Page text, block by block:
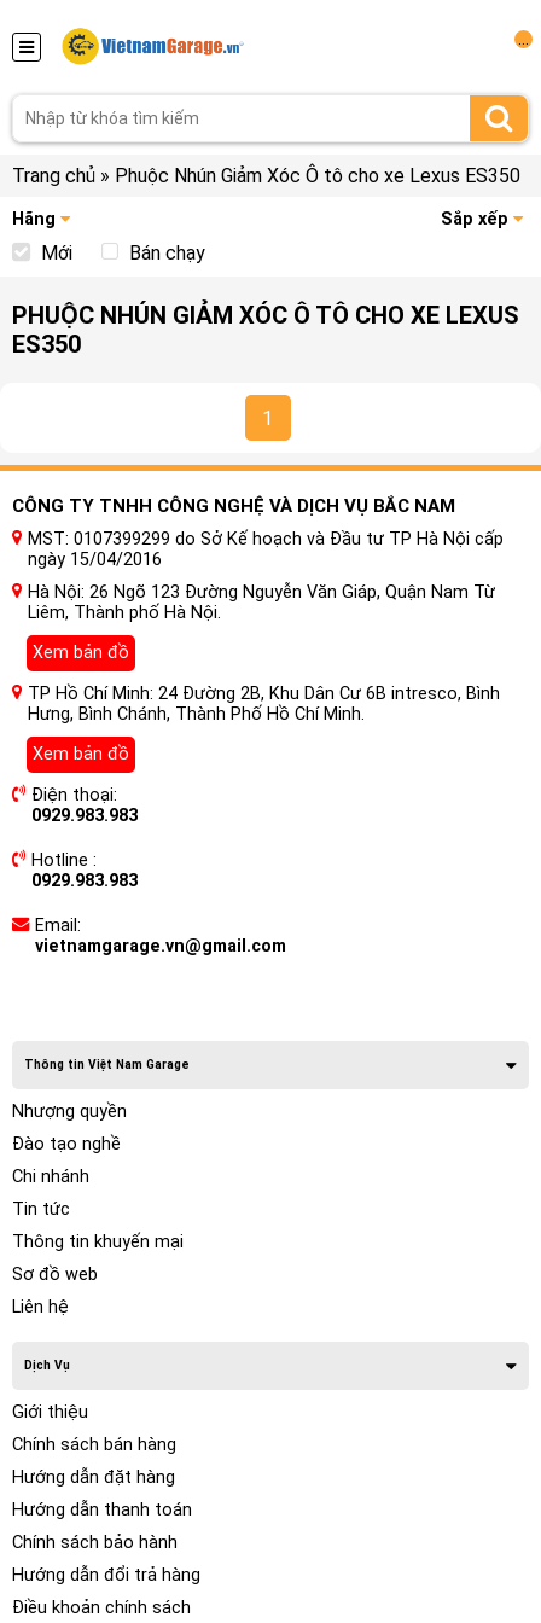
Trang chủ » Phuộc Nhún Giảm Xóc Ô tô cho xe Lexus ES350
Hãng Sắp xếp
Mới Bán chạy
PHUỘC NHÚN GIẢM XÓC Ô TÔ CHO XE LEXUS
ES350
1
CÔNG TY TNHH CÔNG NGHỆ VÀ DỊCH VỤ BẮC NAM
MST: 0107399299 do Sở Kế hoạch và Đầu tư TP Hà Nội cấp
ngày 15/04/2016
Hà Nội: 26 Ngõ 123 Đường Nguyễn Văn Giáp, Quận Nam Từ
Liêm, Thành phố Hà Nội.
Xem bản đồ
TP Hồ Chí Minh: 24 Đường 2B, Khu Dân Cư 6B intresco, Bình
Hưng, Bình Chánh, Thành Phố Hồ Chí Minh.
Xem bản đồ
Điện thoại:
0929.983.983
Hotline :
0929.983.983
Email:
vietnamgarage.vn@gmail.com
Thông tin Việt Nam Garage
Nhượng quyền
Đào tạo nghề
Chi nhánh
Tin tức
Thông tin khuyến mại
Sơ đồ web
Liên hệ
Dịch Vụ
Giới thiệu
Chính sách bán hàng
Hướng dẫn đặt hàng
Hướng dẫn thanh toán
Chính sách bảo hành
Hướng dẫn đổi trả hàng
Điều khoản chính sách